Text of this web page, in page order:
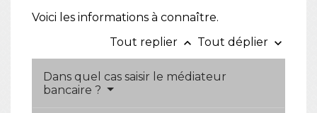
Voici les informations à connaître.
Tout replier keyboard_arrow_up Tout déplier keyboard_arrow_down
Dans quel cas saisir le médiateur
bancaire ?